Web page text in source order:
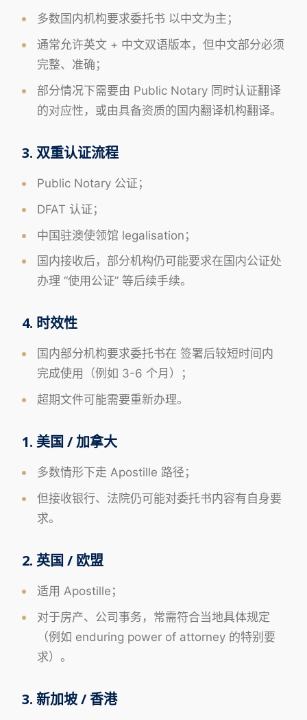
多数国内机构要求委托书 以中文为主；
通常允许英文 + 中文双语版本，但中文部分必须
完整、准确；
部分情况下需要由 Public Notary 同时认证翻译
的对应性，或由具备资质的国内翻译机构翻译。
3. 双重认证流程
Public Notary 公证；
DFAT 认证；
中国驻澳使领馆 legalisation；
国内接收后，部分机构仍可能要求在国内公证处
办理 “使用公证” 等后续手续。
4. 时效性
国内部分机构要求委托书在 签署后较短时间内
完成使用（例如 3-6 个月）；
超期文件可能需要重新办理。
1. 美国 / 加拿大
多数情形下走 Apostille 路径；
但接收银行、法院仍可能对委托书内容有自身要
求。
2. 英国 / 欧盟
适用 Apostille；
对于房产、公司事务，常需符合当地具体规定
（例如 enduring power of attorney 的特别要
求）。
3. 新加坡 / 香港